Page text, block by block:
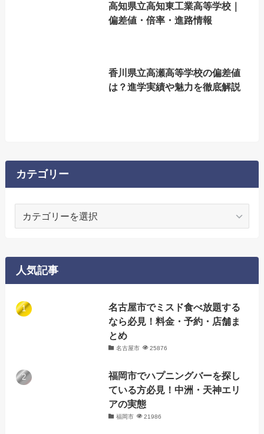
高知県立高知東工業高等学校｜
偏差値・倍率・進路情報
香川県立高瀬高等学校の偏差値
は？進学実績や魅力を徹底解説
カテゴリー
リ
ー
人気記事
名古屋市でミスド食べ放題する
なら必見！料金・予約・店舗ま
とめ
名古屋市 25876
福岡市でハプニングバーを探し
ている方必見！中洲・天神エリ
アの実態
福岡市 21986